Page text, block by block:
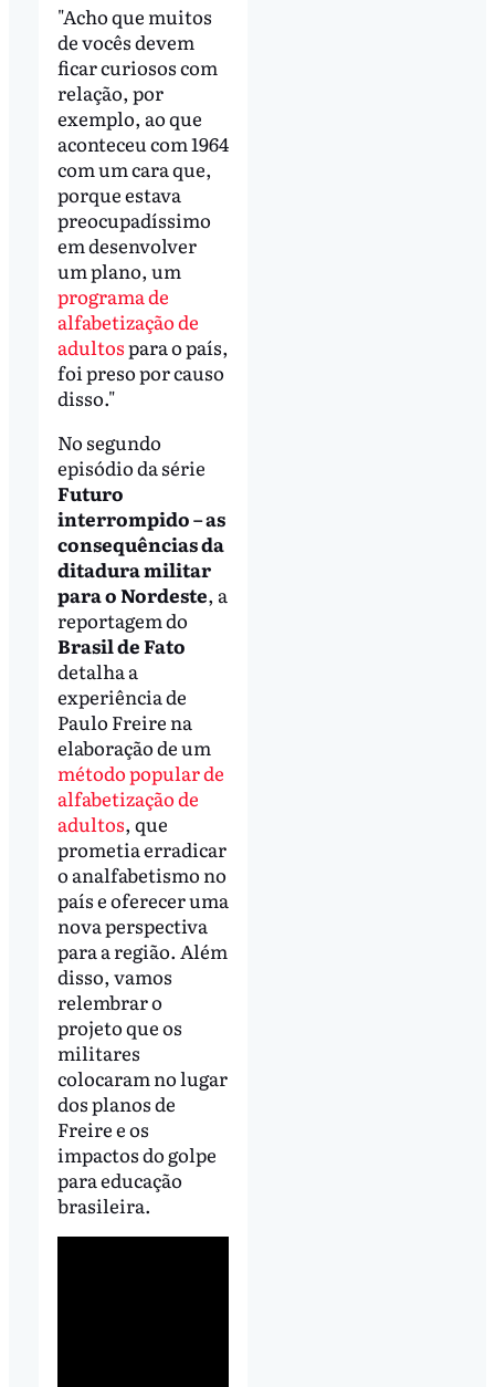
"Acho que muitos
de vocês devem
ficar curiosos com
relação, por
exemplo, ao que
aconteceu com 1964
com um cara que,
porque estava
preocupadíssimo
em desenvolver
um plano, um
programa de
alfabetização de
adultospara o país,
foi preso por causo
disso."
No segundo
episódio da série
Futuro
interrompido – as
consequências da
ditadura militar
para o Nordeste, a
reportagem do
Brasil de Fato
detalha a
experiência de
Paulo Freire na
elaboração de um
método popular de
alfabetização de
adultos, que
prometia erradicar
o analfabetismo no
país e oferecer uma
nova perspectiva
para a região. Além
disso, vamos
relembrar o
projeto que os
militares
colocaram no lugar
dos planos de
Freire e os
impactos do golpe
para educação
brasileira.